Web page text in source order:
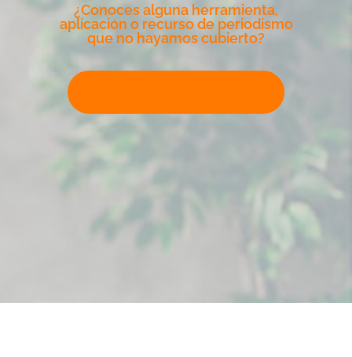
¿Conoces alguna herramienta,
aplicación o recurso de periodismo
que no hayamos cubierto?